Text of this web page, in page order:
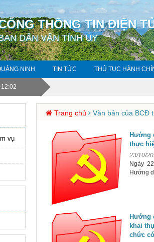
THÔNG TIN ĐIỆN
DÂN VẬN TỈNH ỦY
NINH TIN TỨC THỦ TỤC HÀNH
vụ
Trang chủ Văn bản của BCĐ
Hướng
thực
23/10/
Ngày
Hướng
Hướng
khai
chức